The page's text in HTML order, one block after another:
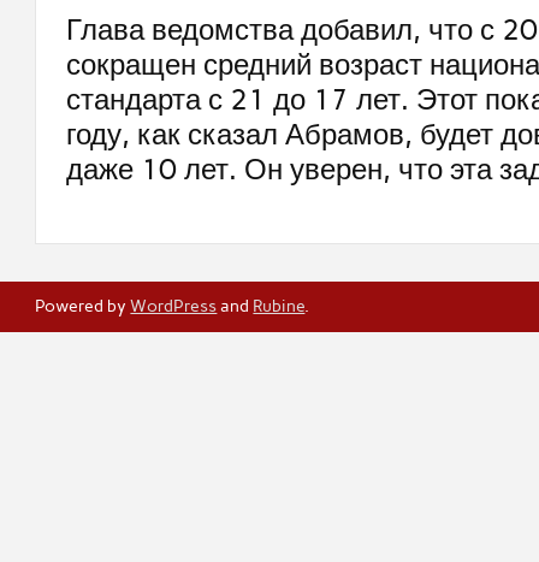
Глава ведомства добавил, что с
сокращен средний возраст
стандарта с 21 до 17 лет. Этот
году, как сказал Абрамов, будет
даже 10 лет. Он уверен, что эта
Powered byWordPressand Rubine.